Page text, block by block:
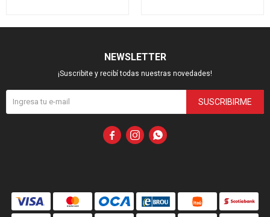
NEWSLETTER
¡Suscribite y recibí todas nuestras novedades!
SUSCRIBIRME
  